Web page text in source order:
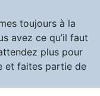
toujours à la
avez ce qu’il faut
plus pour
et faites partie de